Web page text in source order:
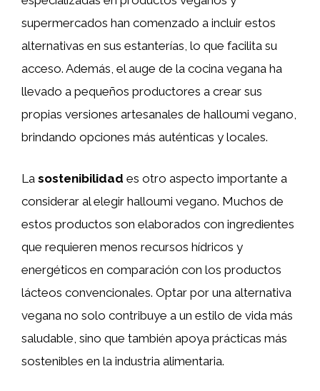
supermercados han comenzado a incluir estos
alternativas en sus estanterías, lo que facilita su
acceso. Además, el auge de la cocina vegana ha
llevado a pequeños productores a crear sus
propias versiones artesanales de halloumi vegano,
brindando opciones más auténticas y locales.
La sostenibilidad es otro aspecto importante a
considerar al elegir halloumi vegano. Muchos de
estos productos son elaborados con ingredientes
que requieren menos recursos hídricos y
energéticos en comparación con los productos
lácteos convencionales. Optar por una alternativa
vegana no solo contribuye a un estilo de vida más
saludable, sino que también apoya prácticas más
sostenibles en la industria alimentaria.